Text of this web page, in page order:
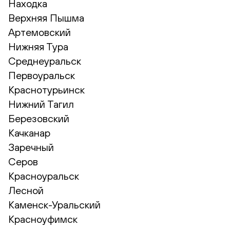
Находка
Верхняя Пышма
Артемовский
Нижняя Тура
Среднеуральск
Первоуральск
Краснотурьинск
Нижний Тагил
Березовский
Качканар
Заречный
Серов
Красноуральск
Лесной
Каменск-Уральский
Красноуфимск